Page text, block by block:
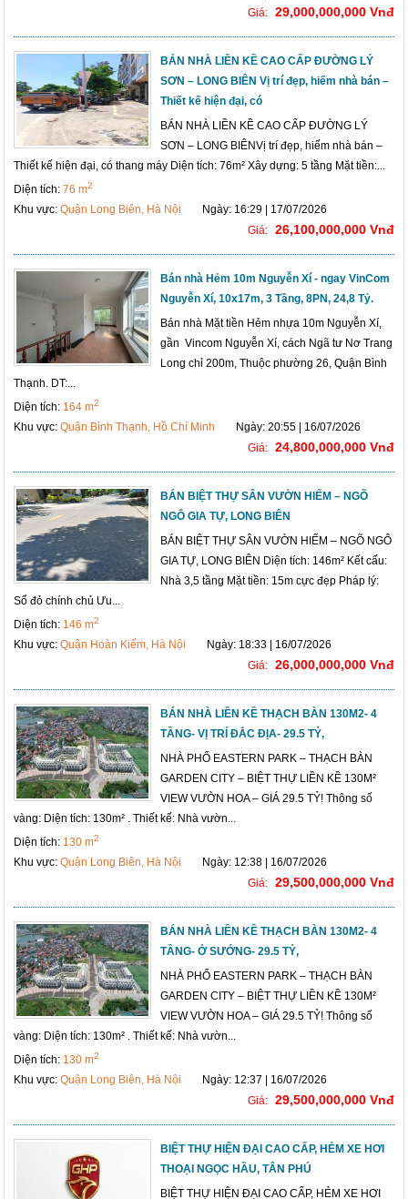
Giá: 29,000,000,000 Vnđ
BÁN NHÀ LIỀN KỀ CAO CẤP ĐƯỜNG LÝ
SƠN – LONG BIÊN Vị trí đẹp, hiếm nhà bán –
Thiết kế hiện đại, có
BÁN NHÀ LIỀN KỀ CAO CẤP ĐƯỜNG LÝ
SƠN – LONG BIÊNVị trí đẹp, hiếm nhà bán –
Thiết kế hiện đại, có thang máy Diện tích: 76m² Xây dựng: 5 tầng Mặt tiền:...
Diện tích:76 m2
Khu vực:Quận Long Biên, Hà Nội
Ngày: 16:29 | 17/07/2026
Giá: 26,100,000,000 Vnđ
Bán nhà Hẻm 10m Nguyễn Xí - ngay VinCom
Nguyễn Xí, 10x17m, 3 Tầng, 8PN, 24,8 Tỷ.
Bán nhà Mặt tiền Hẻm nhựa 10m Nguyễn Xí,
gần Vincom Nguyễn Xí, cách Ngã tư Nơ Trang
Long chỉ 200m, Thuộc phường 26, Quận Bình
Thạnh. DT:...
Diện tích: 164 m2
Khu vực:Quận Bình Thạnh, Hồ Chí Minh
Ngày: 20:55 | 16/07/2026
Giá: 24,800,000,000 Vnđ
BÁN BIỆT THỰ SÂN VƯỜN HIẾM – NGÕ
NGÔ GIA TỰ, LONG BIÊN
BÁN BIỆT THỰ SÂN VƯỜN HIẾM – NGÕ NGÔ
GIA TỰ, LONG BIÊN Diện tích: 146m² Kết cấu:
Nhà 3,5 tầng Mặt tiền: 15m cực đẹp Pháp lý:
Sổ đỏ chính chủ Ưu...
Diện tích: 146 m2
Khu vực:Quận Hoàn Kiếm, Hà Nội
Ngày: 18:33 | 16/07/2026
Giá: 26,000,000,000 Vnđ
BÁN NHÀ LIỀN KỀ THẠCH BÀN 130M2- 4
TẦNG- VỊ TRÍ ĐẮC ĐỊA- 29.5 TỶ,
NHÀ PHỐ EASTERN PARK – THẠCH BÀN
GARDEN CITY – BIỆT THỰ LIỀN KỀ 130M²
VIEW VƯỜN HOA – GIÁ 29.5 TỶ! Thông số
vàng: Diện tích: 130m² . Thiết kế: Nhà vườn...
Diện tích: 130 m2
Khu vực:Quận Long Biên, Hà Nội
Ngày: 12:38 | 16/07/2026
Giá: 29,500,000,000 Vnđ
BÁN NHÀ LIỀN KỀ THẠCH BÀN 130M2- 4
TẦNG- Ở SƯỚNG- 29.5 TỶ,
NHÀ PHỐ EASTERN PARK – THẠCH BÀN
GARDEN CITY – BIỆT THỰ LIỀN KỀ 130M²
VIEW VƯỜN HOA – GIÁ 29.5 TỶ! Thông số
vàng: Diện tích: 130m² . Thiết kế: Nhà vườn...
Diện tích: 130 m2
Khu vực:Quận Long Biên, Hà Nội
Ngày: 12:37 | 16/07/2026
Giá: 29,500,000,000 Vnđ
BIỆT THỰ HIỆN ĐẠI CAO CẤP, HẺM XE HƠI
THOẠI NGỌC HẦU, TÂN PHÚ
BIỆT THỰ HIỆN ĐẠI CAO CẤP, HẺM XE HƠI